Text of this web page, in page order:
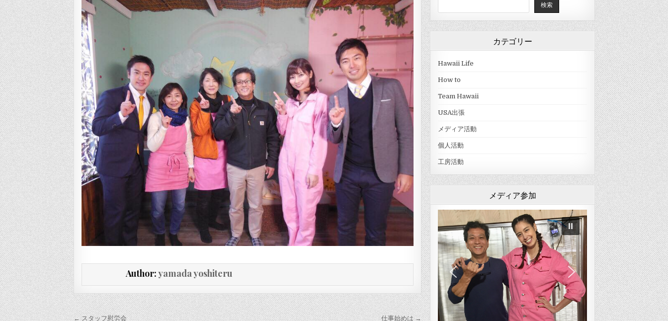
Author:yamada yoshiteru
← スタッフ慰労会 仕事始めは →
検索
カテゴリー
Hawaii Life
How to
Team Hawaii
USA出張
メディア活動
個人活動
工房活動
メディア参加